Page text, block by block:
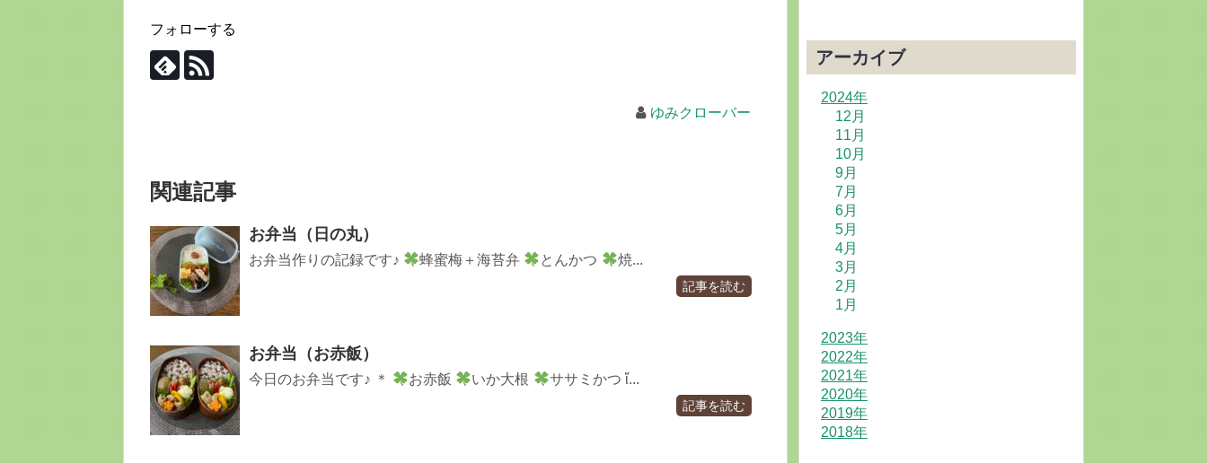
フォローする
ゆみクローバー
関連記事
お弁当（日の丸）
お弁当作りの記録です♪ 蜂蜜梅＋海苔弁 とんかつ 焼...
記事を読む
お弁当（お赤飯）
今日のお弁当です♪ ＊ お赤飯 いか大根 ササミかつ ἴ...
記事を読む
アーカイブ
2024年
12月
11月
10月
9月
7月
6月
5月
4月
3月
2月
1月
2023年
2022年
2021年
2020年
2019年
2018年